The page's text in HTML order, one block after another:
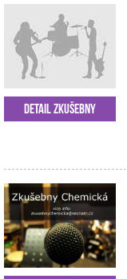
Detail zkušebny